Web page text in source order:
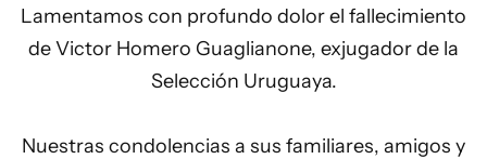
Lamentamos con profundo dolor el fallecimiento
de Victor Homero Guaglianone, exjugador de la
Selección Uruguaya.
Nuestras condolencias a sus familiares, amigos y